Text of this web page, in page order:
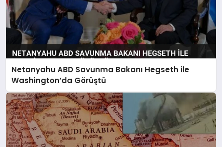
Netanyahu ABD Savunma Bakanı Hegseth ile
Washington’da Görüştü